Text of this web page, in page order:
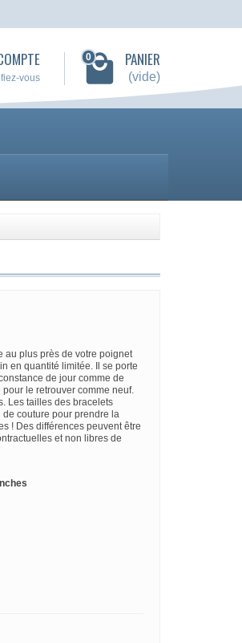
PANIER
(vide)
0
vous
au plus près de votre poignet
en quantité limitée. Il se porte
de jour comme de
le retrouver comme neuf.
Les tailles des bracelets
couture pour prendre la
! Des différences peuvent être
et non libres de